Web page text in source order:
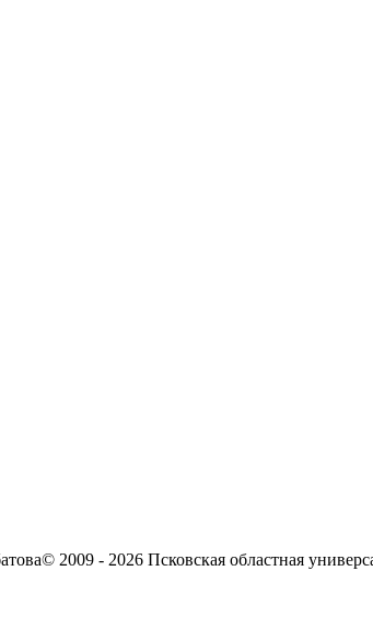
© 2009 - 2026 Псковская областная